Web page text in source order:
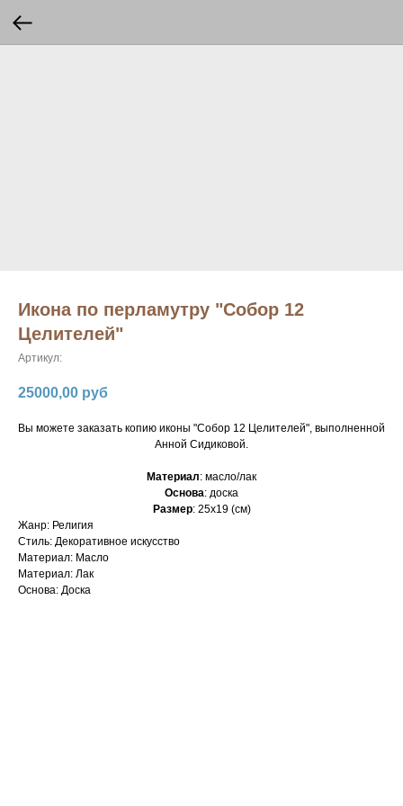
Икона по перламутру "Собор 12
Целителей"
Артикул:
25000,00 руб
Вы можете заказать копию иконы "Собор 12 Целителей", выполненной
Анной Сидиковой.
Материал: масло/лак
Основа: доска
Размер: 25х19 (см)
Жанр: Религия
Стиль: Декоративное искусство
Материал: Масло
Материал: Лак
Основа: Доска